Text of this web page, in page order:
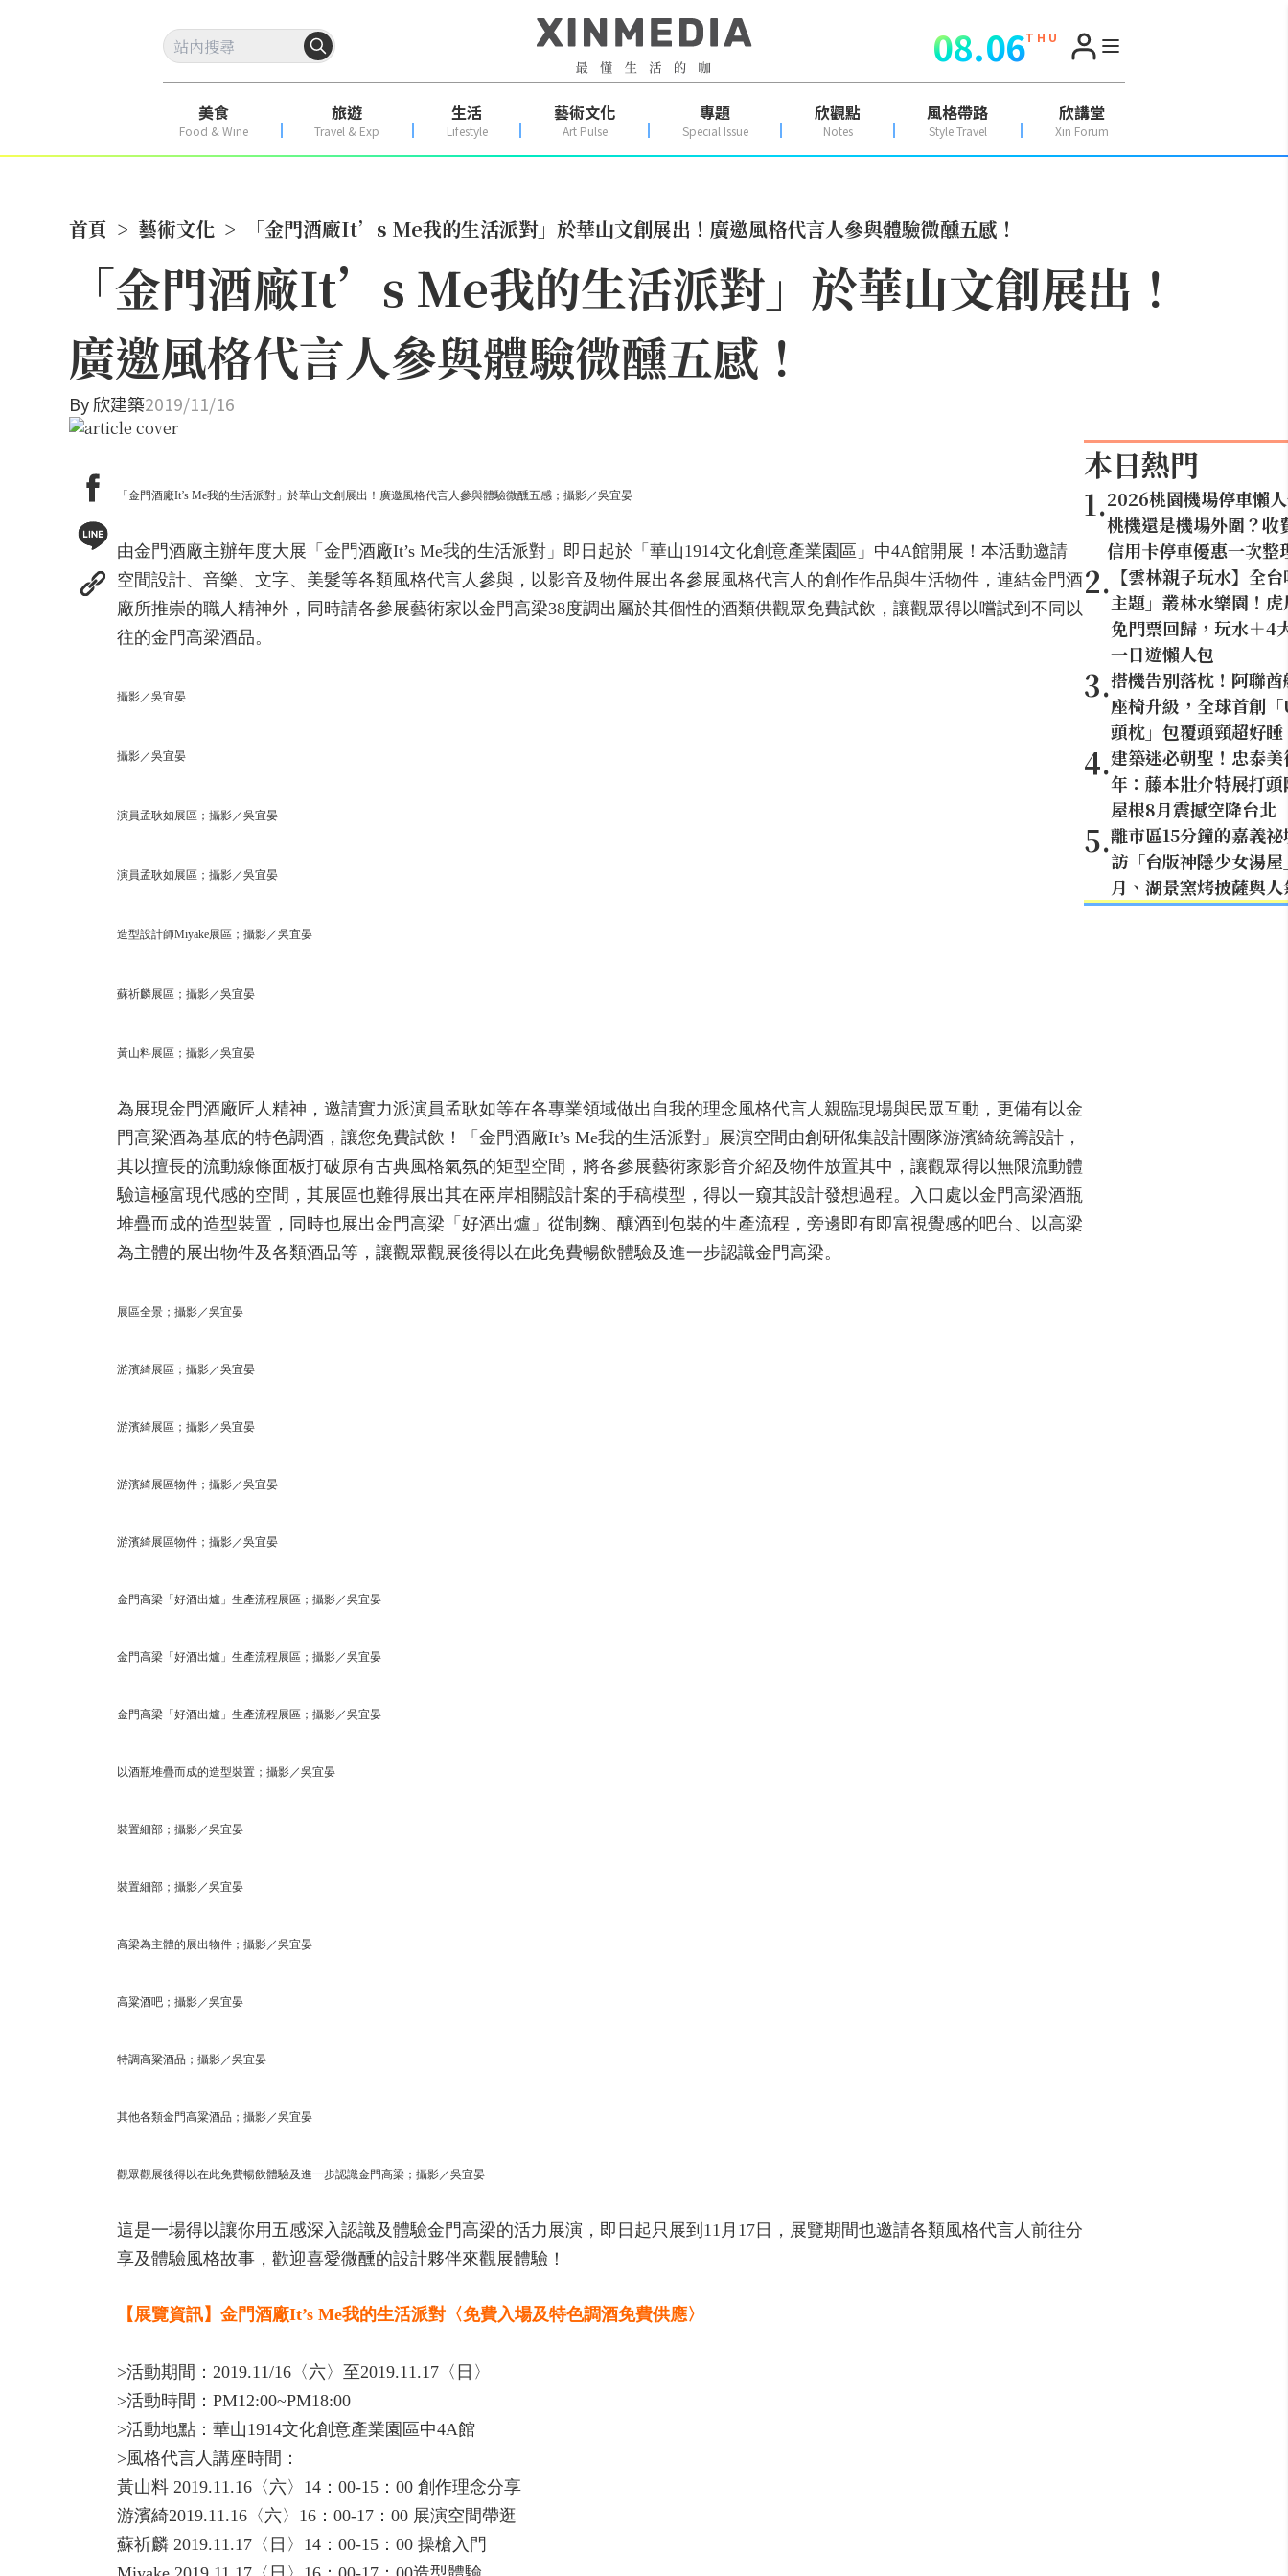
08.06T H U
美食
Food & Wine
旅遊
Travel & Exp
生活
Lifestyle
藝術文化
Art Pulse
專題
Special Issue
欣觀點
Notes
風格帶路
Style Travel
欣講堂
Xin Forum
首頁 > 藝術文化 > 「金門酒廠It’s Me我的生活派對」於華山文創展出！廣邀風格代言人參與體驗微醺五感！
「金門酒廠It’s Me我的生活派對」於華山文創展出！
廣邀風格代言人參與體驗微醺五感！
By欣建築2019/11/16
「金門酒廠It’s Me我的生活派對」於華山文創展出！廣邀風格代言人參與體驗微醺五感；攝影／吳宜晏
由金門酒廠主辦年度大展「金門酒廠It’s Me我的生活派對」即日起於「華山1914文化創意產業園區」中4A館開展！本活動邀請
空間設計、音樂、文字、美髮等各類風格代言人參與，以影音及物件展出各參展風格代言人的創作作品與生活物件，連結金門酒
廠所推崇的職人精神外，同時請各參展藝術家以金門高梁38度調出屬於其個性的酒類供觀眾免費試飲，讓觀眾得以嚐試到不同以
往的金門高梁酒品。
攝影／吳宜晏
攝影／吳宜晏
演員孟耿如展區；攝影／吳宜晏
演員孟耿如展區；攝影／吳宜晏
造型設計師Miyake展區；攝影／吳宜晏
蘇祈麟展區；攝影／吳宜晏
黃山料展區；攝影／吳宜晏
為展現金門酒廠匠人精神，邀請實力派演員孟耿如等在各專業領域做出自我的理念風格代言人親臨現場與民眾互動，更備有以金
門高粱酒為基底的特色調酒，讓您免費試飲！「金門酒廠It’s Me我的生活派對」展演空間由創研俬集設計團隊游濱綺統籌設計，
其以擅長的流動線條面板打破原有古典風格氣氛的矩型空間，將各參展藝術家影音介紹及物件放置其中，讓觀眾得以無限流動體
驗這極富現代感的空間，其展區也難得展出其在兩岸相關設計案的手稿模型，得以一窺其設計發想過程。入口處以金門高梁酒瓶
堆疊而成的造型裝置，同時也展出金門高梁「好酒出爐」從制麴、釀酒到包裝的生產流程，旁邊即有即富視覺感的吧台、以高梁
為主體的展出物件及各類酒品等，讓觀眾觀展後得以在此免費暢飲體驗及進一步認識金門高梁。
展區全景；攝影／吳宜晏
游濱綺展區；攝影／吳宜晏
游濱綺展區；攝影／吳宜晏
游濱綺展區物件；攝影／吳宜晏
游濱綺展區物件；攝影／吳宜晏
金門高梁「好酒出爐」生產流程展區；攝影／吳宜晏
金門高梁「好酒出爐」生產流程展區；攝影／吳宜晏
金門高梁「好酒出爐」生產流程展區；攝影／吳宜晏
以酒瓶堆疊而成的造型裝置；攝影／吳宜晏
裝置細部；攝影／吳宜晏
裝置細部；攝影／吳宜晏
高梁為主體的展出物件；攝影／吳宜晏
高粱酒吧；攝影／吳宜晏
特調高粱酒品；攝影／吳宜晏
其他各類金門高粱酒品；攝影／吳宜晏
觀眾觀展後得以在此免費暢飲體驗及進一步認識金門高梁；攝影／吳宜晏
這是一場得以讓你用五感深入認識及體驗金門高梁的活力展演，即日起只展到11月17日，展覽期間也邀請各類風格代言人前往分
享及體驗風格故事，歡迎喜愛微醺的設計夥伴來觀展體驗！
【展覽資訊】金門酒廠It’s Me我的生活派對〈免費入場及特色調酒免費供應〉
>活動期間：2019.11/16〈六〉至2019.11.17〈日〉
>活動時間：PM12:00~PM18:00
>活動地點：華山1914文化創意產業園區中4A館
>風格代言人講座時間：
黃山料 2019.11.16〈六〉14：00-15：00 創作理念分享
游濱綺2019.11.16〈六〉16：00-17：00 展演空間帶逛
蘇祈麟 2019.11.17〈日〉14：00-15：00 操槍入門
本日熱門
1.2026桃園機場停車懶
桃機還是機場外圍？收
信用卡停車優惠一次整
2. 【雲林親子玩水】全
主題」叢林水樂園！
免門票回歸，玩水＋4
一日遊懶人包
3.搭機告別落枕！阿聯
座椅升級，全球首創
頭枕」包覆頭頸超好睡
4.建築迷必朝聖！忠泰
年：藤本壯介特展打
屋根8月震撼空降台北
5.離市區15分鐘的嘉義
訪「台版神隱少女湯
月、湖景窯烤披薩與